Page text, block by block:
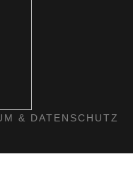
& DATENSCHUTZ